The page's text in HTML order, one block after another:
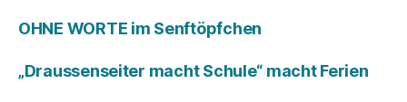
OHNE WORTE im Senftöpfchen
„Draussenseiter macht Schule“ macht Ferien